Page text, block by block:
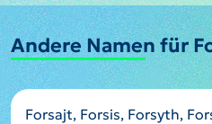
Andere Namen für
Forsajt, Forsis, Forsyth,